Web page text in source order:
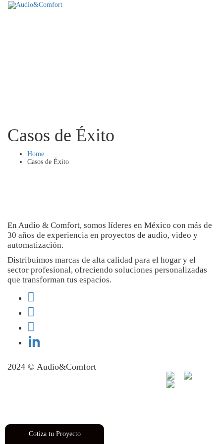
Cotiza tu Proyecto
Casos de Éxito
Home
Casos de Éxito
En Audio & Comfort, somos líderes en México con más de
30 años de experiencia en proyectos de audio, video y
automatización.
Distribuimos marcas de alta calidad para el hogar y el
sector profesional, ofreciendo soluciones personalizadas
que transforman tus espacios.
2024 © Audio&Comfort